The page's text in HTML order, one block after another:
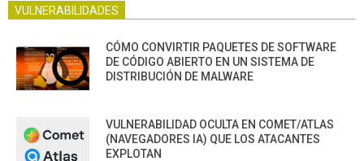
VULNERABILIDADES
CÓMO CONVIRTIR PAQUETES DE SOFTWARE
DE CÓDIGO ABIERTO EN UN SISTEMA DE
DISTRIBUCIÓN DE MALWARE
VULNERABILIDAD OCULTA EN COMET/ATLAS
(NAVEGADORES IA) QUE LOS ATACANTES
EXPLOTAN